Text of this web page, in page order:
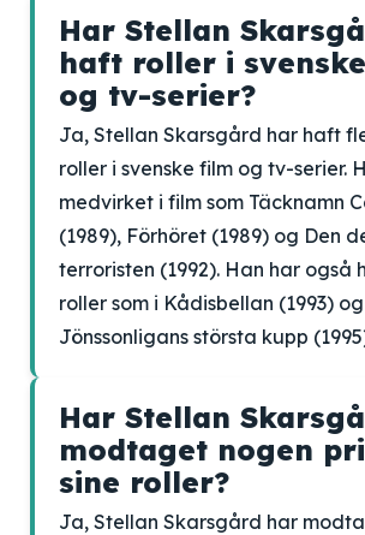
Har Stellan
haft roller i
og tv-serier?
Ja, Stellan Skarsgård har haft
roller i svenske film og tv-serier.
medvirket i film som Täcknamn
(1989), Förhöret (1989) og Den
terroristen (1992). Han har også
roller som i Kådisbellan (1993) og
Jönssonligans största kupp
Har Stellan
modtaget nogen
sine roller?
Ja, Stellan Skarsgård har